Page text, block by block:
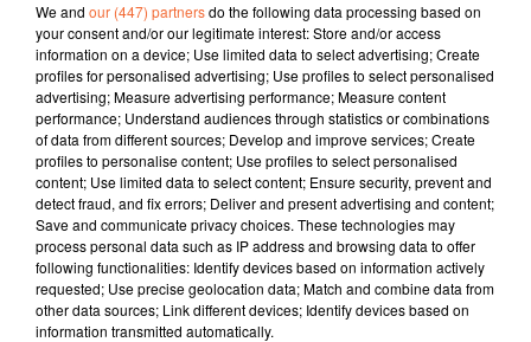
agriculture
6 juin 2024 - 5 min 40 sec
LES SEMIS DU MAÏS
Jacqueline Pinon
A travers champs
Avec Ludo et Jacqueline, COLLINES porte un
regard différent sur l'agriculture chaque semaine
We and our (447) partnersdo the following data processing based on
your consent and/or our legitimate interest: Store and/or access
information on a device; Use limited data to select advertising; Create
profiles for personalised advertising; Use profiles to select personalised
advertising; Measure advertising performance; Measure content
performance; Understand audiences through statistics or combinations
of data from different sources; Develop and improve services; Create
profiles to personalise content; Use profiles to select personalised
content; Use limited data to select content; Ensure security, prevent and
detect fraud, and fix errors; Deliver and present advertising and content;
Save and communicate privacy choices. These technologies may
process personal data such as IP address and browsing data to offer
following functionalities: Identify devices based on information actively
requested; Use precise geolocation data; Match and combine data from
other data sources; Link different devices; Identify devices based on
information transmitted automatically.